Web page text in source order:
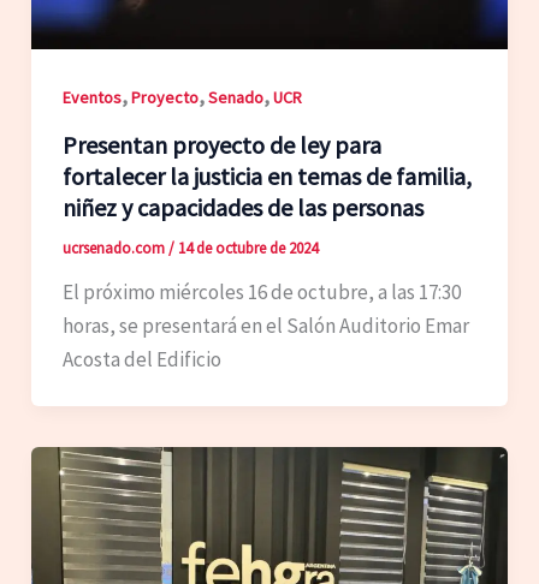
Eventos,Proyecto,Senado,UCR
Presentan proyecto de ley para
fortalecer la justicia en temas de familia,
niñez y capacidades de las personas
ucrsenado.com/ 14 de octubre de 2024
El próximo miércoles 16 de octubre, a las 17:30
horas, se presentará en el Salón Auditorio Emar
Acosta del Edificio